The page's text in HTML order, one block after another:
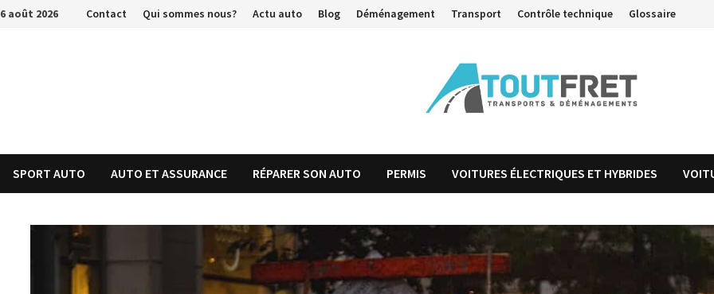
Passer
6 août 2026 Contact Qui sommes nous? Actu auto Blog Déménagement Transport Contrôle technique Glossaire
SPORT AUTO AUTO ET ASSURANCE RÉPARER SON AUTO PERMIS VOITURES ÉLECTRIQUES ET HYBRIDES